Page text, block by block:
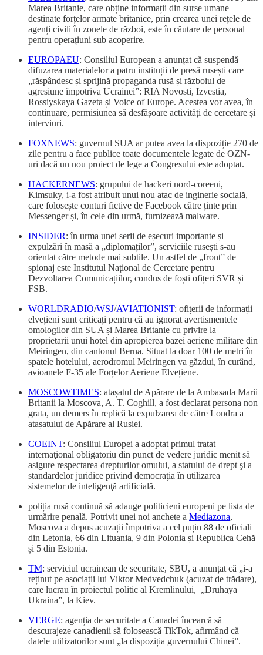
Marea Britanie, care obține informații din surse umane
destinate forțelor armate britanice, prin crearea unei rețele de
agenți civili în zonele de război, este în căutare de personal
pentru operațiuni sub acoperire.
EUROPAEU: Consiliul European a anunțat că suspendă
difuzarea materialelor a patru instituții de presă rusești care
„răspândesc și sprijină propaganda rusă și războiul de
agresiune împotriva Ucrainei”: RIA Novosti, Izvestia,
Rossiyskaya Gazeta și Voice of Europe. Acestea vor avea, în
continuare, permisiunea să desfășoare activități de cercetare și
interviuri.
FOXNEWS: guvernul SUA ar putea avea la dispoziție 270 de
zile pentru a face publice toate documentele legate de OZN-
uri dacă un nou proiect de lege a Congresului este adoptat.
HACKERNEWS: grupului de hackeri nord-coreeni,
Kimsuky, i-a fost atribuit unui nou atac de inginerie socială,
care folosește conturi fictive de Facebook către ținte prin
Messenger și, în cele din urmă, furnizează malware.
INSIDER: în urma unei serii de eșecuri importante și
expulzări în masă a „diplomaților”, serviciile rusești s-au
orientat către metode mai subtile. Un astfel de „front” de
spionaj este Institutul Național de Cercetare pentru
Dezvoltarea Comunicațiilor, condus de foști ofițeri SVR și
FSB.
WORLDRADIO/WSJ/AVIATIONIST: ofițerii de informații
elvețieni sunt criticați pentru că au ignorat avertismentele
omologilor din SUA și Marea Britanie cu privire la
proprietarii unui hotel din apropierea bazei aeriene militare din
Meiringen, din cantonul Berna. Situat la doar 100 de metri în
spatele hotelului, aerodromul Meiringen va găzdui, în curând,
avioanele F-35 ale Forțelor Aeriene Elvețiene.
MOSCOWTIMES: atașatul de Apărare de la Ambasada Marii
Britanii la Moscova, A. T. Coghill, a fost declarat persona non
grata, un demers în replică la expulzarea de către Londra a
atașatului de Apărare al Rusiei.
COEINT: Consiliul Europei a adoptat primul tratat
internaţional obligatoriu din punct de vedere juridic menit să
asigure respectarea drepturilor omului, a statului de drept şi a
standardelor juridice privind democraţia în utilizarea
sistemelor de inteligenţă artificială.
poliția rusă continuă să adauge politicieni europeni pe lista de
urmărire penală. Potrivit unei noi anchete a Mediazona,
Moscova a depus acuzații împotriva a cel puțin 88 de oficiali
din Letonia, 66 din Lituania, 9 din Polonia și Republica Cehă
și 5 din Estonia.
TM: serviciul ucrainean de securitate, SBU, a anunțat că „i-a
reținut pe asociații lui Viktor Medvedchuk (acuzat de trădare),
care lucrau în proiectul politic al Kremlinului, „Druhaya
Ukraina”, la Kiev.
VERGE: agenția de securitate a Canadei încearcă să
descurajeze canadienii să folosească TikTok, afirmând că
datele utilizatorilor sunt „la dispoziția guvernului Chinei”.